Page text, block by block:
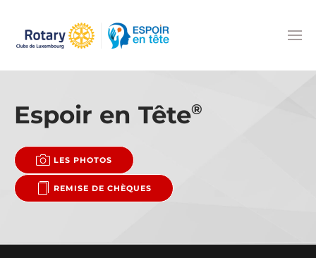
Accéder au contenu principal
Espoir en Tête®
LES PHOTOS
REMISE DE CHÈQUES